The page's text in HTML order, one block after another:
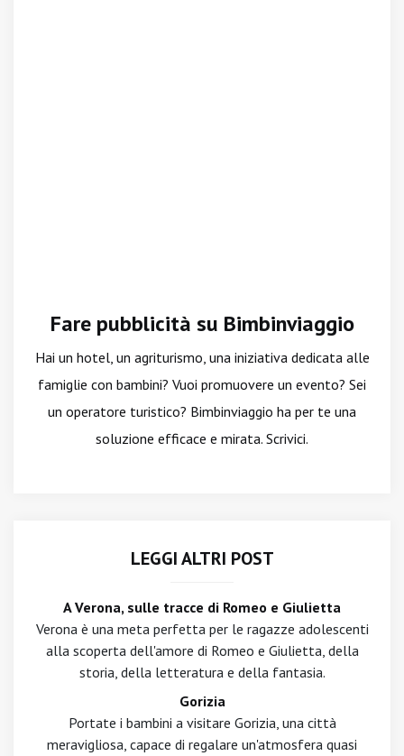
Fare pubblicità su Bimbinviaggio
Hai un hotel, un agriturismo, una iniziativa dedicata alle
famiglie con bambini? Vuoi promuovere un evento? Sei
un operatore turistico? Bimbinviaggio ha per te una
soluzione efficace e mirata. Scrivici.
LEGGI ALTRI POST
A Verona, sulle tracce di Romeo e Giulietta
Verona è una meta perfetta per le ragazze adolescenti
alla scoperta dell'amore di Romeo e Giulietta, della
storia, della letteratura e della fantasia.
Gorizia
Portate i bambini a visitare Gorizia, una città
meravigliosa, capace di regalare un'atmosfera quasi